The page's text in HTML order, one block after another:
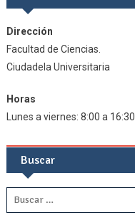
Dirección
Facultad de Ciencias.
Ciudadela Universitaria
Horas
Lunes a viernes: 8:00 a 16:30
Buscar